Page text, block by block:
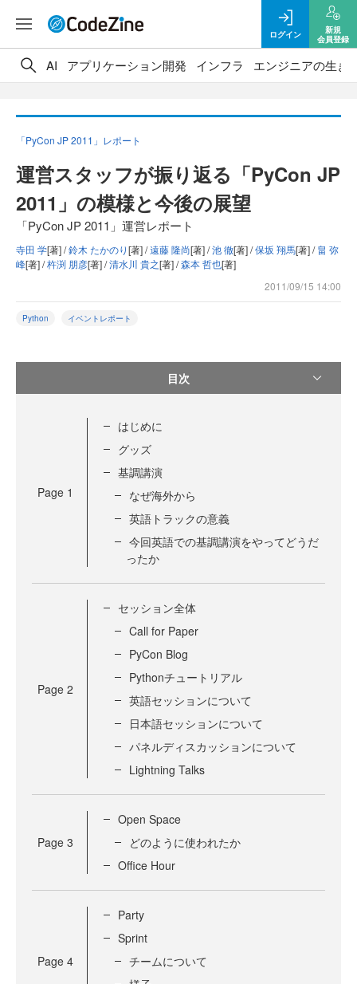
ログイン
新規
会員登録
AI アプリケーション開発 インフラ エンジニアの生き
「PyCon JP 2011」レポート
運営スタッフが振り返る「PyCon JP
2011」の模様と今後の展望
「PyCon JP 2011」運営レポート
寺田 学[著] /鈴木 たかのり[著] /遠藤 隆尚[著] /池 徹[著] /保坂 翔馬[著] /畠 弥
峰[著] /杵渕 朋彦[著] /清水川 貴之[著] /森本 哲也[著]
2011/09/15 14:00
Python イベントレポート
目次
Page 1
はじめに
グッズ
基調講演
なぜ海外から
英語トラックの意義
今回英語での基調講演をやってどうだ
ったか
Page 2
セッション全体
Call for Paper
PyCon Blog
Pythonチュートリアル
英語セッションについて
日本語セッションについて
パネルディスカッションについて
Lightning Talks
Page 3
Open Space
どのように使われたか
Office Hour
Page 4
Party
Sprint
チームについて